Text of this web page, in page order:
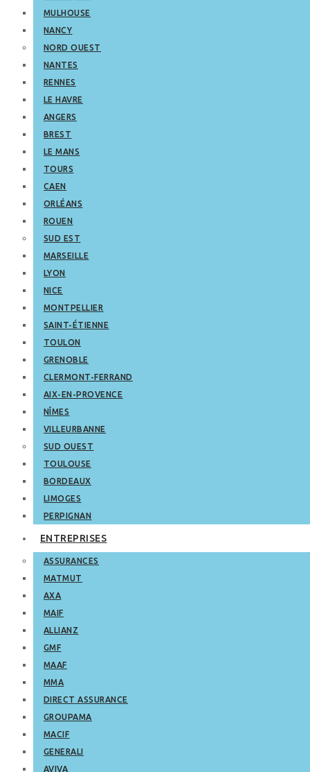
MULHOUSE
NANCY
NORD OUEST
NANTES
RENNES
LE HAVRE
ANGERS
BREST
LE MANS
TOURS
CAEN
ORLÉANS
ROUEN
SUD EST
MARSEILLE
LYON
NICE
MONTPELLIER
SAINT-ÉTIENNE
TOULON
GRENOBLE
CLERMONT-FERRAND
AIX-EN-PROVENCE
NÎMES
VILLEURBANNE
SUD OUEST
TOULOUSE
BORDEAUX
LIMOGES
PERPIGNAN
ENTREPRISES
ASSURANCES
MATMUT
AXA
MAIF
ALLIANZ
GMF
MAAF
MMA
DIRECT ASSURANCE
GROUPAMA
MACIF
GENERALI
AVIVA